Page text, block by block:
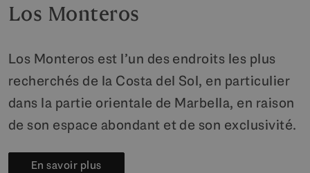
Los Monteros
Los Monteros est l’un des endroits les plus
recherchés de la Costa del Sol, en particulier
dans la partie orientale de Marbella, en raison
de son espace abondant et de son exclusivité.
En savoir plus